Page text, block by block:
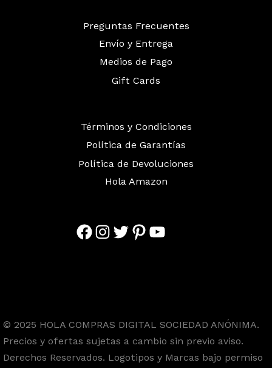
Preguntas Frecuentes
Envío y Entrega
Medios de Pago
Gift Cards
Términos y Condiciones
Política de Garantías
Política de Devoluciones
Hola Amazon
Facebook
Instagram
Twitter
Pinterest
© 2025 HOLA COMPRAS DIGITAL SOCIEDAD ANÓNIMA.
Precios y ofertas sujetas a cambio sin previo aviso.
Derechos Reservados. Logotipos y Marcas bajo permiso